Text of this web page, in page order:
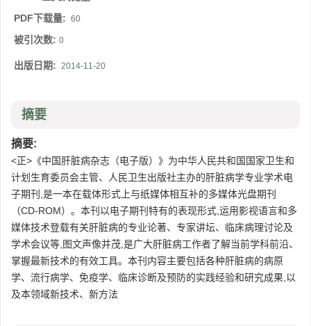
PDF下载量: 60
被引次数: 0
出版日期: 2014-11-20
摘要
摘要:
<正>《中国肝脏病杂志（电子版）》为中华人民共和国国家卫生和
计划生育委员会主管、人民卫生出版社主办的肝脏病学专业学术电
子期刊,是一本在载体形式上与纸媒体相互补的多媒体光盘期刊
（CD-ROM）。本刊以电子期刊特有的表现形式,运用影视语言和多
媒体技术登载有关肝脏病的专业论著、专家讲坛、临床病理讨论及
学术会议等,图文声像并茂,是广大肝脏病工作者了解当前学科前沿、
掌握最新技术的有效工具。本刊内容主要包括各种肝脏病的病原
学、流行病学、免疫学、临床诊断及预防的实践经验和研究成果,以
及本领域新技术、新方法